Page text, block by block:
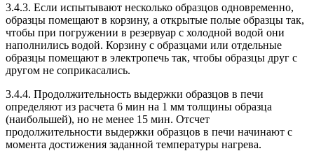
3.4.3. Если испытывают несколько образцов одновременно,
образцы помещают в корзину, а открытые полые образцы так,
чтобы при погружении в резервуар с холодной водой они
наполнились водой. Корзину с образцами или отдельные
образцы помещают в электропечь так, чтобы образцы друг с
другом не соприкасались.
3.4.4. Продолжительность выдержки образцов в печи
определяют из расчета 6 мин на 1 мм толщины образца
(наибольшей), но не менее 15 мин. Отсчет
продолжительности выдержки образцов в печи начинают с
момента достижения заданной температуры нагрева.